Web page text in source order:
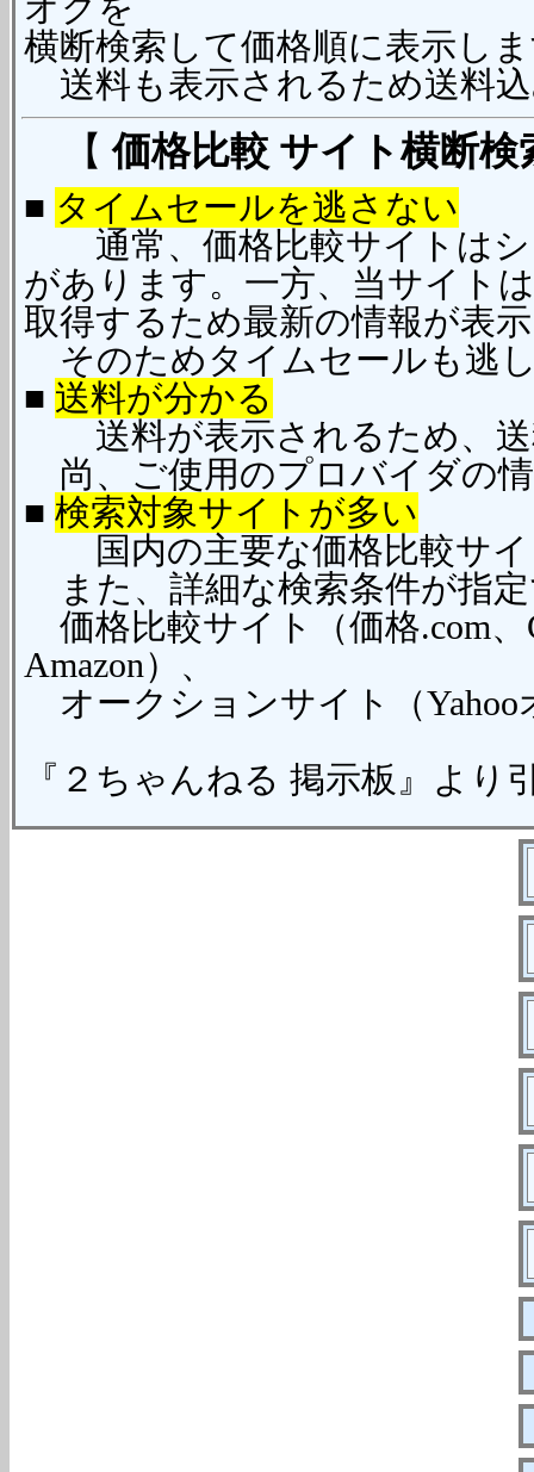
オクを
横断検索して価格順に表示し
送料も表示されるため送料
【価格比較 サイト横断検
■ タイムセールを逃さない
通常、価格比較サイトはシ
があります。一方、当サイト
取得するため最新の情報が表
そのためタイムセールも逃
■ 送料が分かる
送料が表示されるため、送
尚、ご使用のプロバイダの
■ 検索対象サイトが多い
国内の主要な価格比較サイ
また、詳細な検索条件が指
価格比較サイト（価格.com、
Amazon）、
オークションサイト（Yahoo
『２ちゃんねる 掲示板』より